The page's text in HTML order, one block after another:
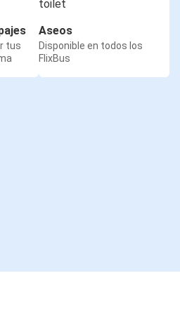
tus
Aseos
Disponible en todos los
FlixBus